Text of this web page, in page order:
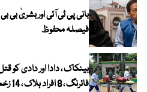
بانی پی ٹی آئی اور بشریٰ
فیصلہ محفوظ
بینکاک ، دادا اور دادی کو
فائرنگ ، 8 افراد ہلاک ، 14 زخمی